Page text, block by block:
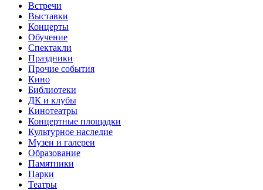
Встречи
Выставки
Концерты
Обучение
Спектакли
Праздники
Прочие события
Кино
Библиотеки
ДК и клубы
Кинотеатры
Концертные площадки
Культурное наследие
Музеи и галереи
Образование
Памятники
Парки
Театры